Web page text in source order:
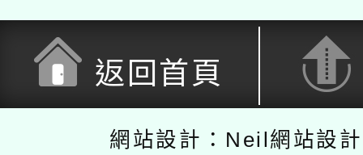
返回首頁
網站設計：Neil網站設